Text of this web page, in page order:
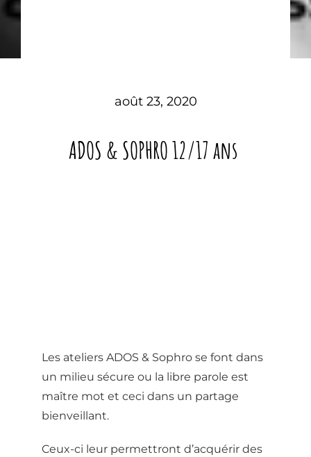
août 23, 2020
ADOS & SOPHRO 12/17 ans ‍‍
Les ateliers ADOS & Sophro se font dans
un milieu sécure ou la libre parole est
maître mot et ceci dans un partage
bienveillant.
Ceux-ci leur permettront d’acquérir des